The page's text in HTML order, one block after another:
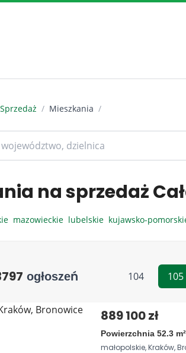
Sprzedaż / Mieszkania /
na sprzedaż
mazowieckie lubelskie kujawsko-
ogłoszeń 104 105
889 100 zł
Powierzchnia 52.3
małopolskie, Kraków,